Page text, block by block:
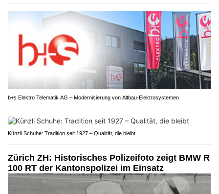
b+s Elektro Telematik AG – Modernisierung von Altbau-Elektrosystemen
Künzli Schuhe: Tradition seit 1927 – Qualität, die bleibt
Zürich ZH: Historisches Polizeifoto zeigt BMW R
100 RT der Kantonspolizei im Einsatz